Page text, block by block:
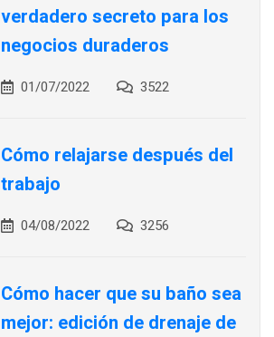
verdadero secreto para los
negocios duraderos
01/07/2022 3522
Cómo relajarse después del
trabajo
04/08/2022 3256
Cómo hacer que su baño sea
mejor: edición de drenaje de